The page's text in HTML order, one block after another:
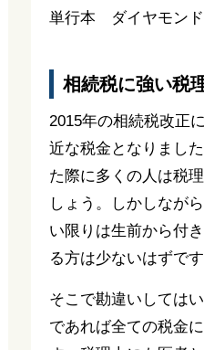
単行本 ダイヤモン
相続税に強い税
2015年の相続税改正
近な税金となりまし
た際に多くの人は税
しょう。しかしなが
い限りは生前から付
る方は少ないはずです
そこで勘違いしては
であれば全ての税金